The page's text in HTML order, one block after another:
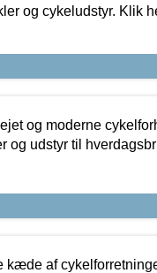
og cykeludstyr. Klik
og moderne
og udstyr til
kæde af